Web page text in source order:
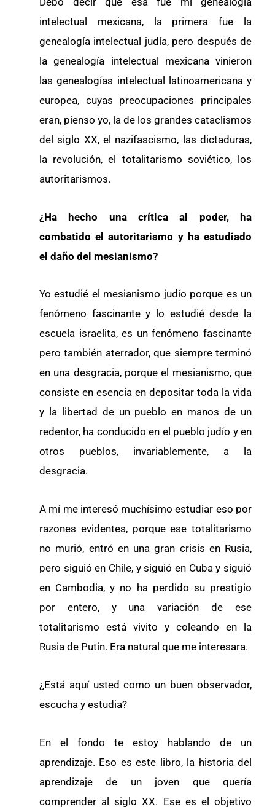
intelectual mexicana, la primera fue la
genealogía intelectual judía, pero después de
la genealogía intelectual mexicana vinieron
las genealogías intelectual latinoamericana y
europea, cuyas preocupaciones principales
eran, pienso yo, la de los grandes cataclismos
del siglo XX, el nazifascismo, las dictaduras,
la revolución, el totalitarismo soviético, los
autoritarismos.
¿Ha hecho una crítica al poder, ha
combatido el autoritarismo y ha estudiado
el daño del mesianismo?
Yo estudié el mesianismo judío porque es un
fenómeno fascinante y lo estudié desde la
escuela israelita, es un fenómeno fascinante
pero también aterrador, que siempre terminó
en una desgracia, porque el mesianismo, que
consiste en esencia en depositar toda la vida
y la libertad de un pueblo en manos de un
redentor, ha conducido en el pueblo judío y en
otros pueblos, invariablemente, a la
desgracia.
A mí me interesó muchísimo estudiar eso por
razones evidentes, porque ese totalitarismo
no murió, entró en una gran crisis en Rusia,
pero siguió en Chile, y siguió en Cuba y siguió
en Cambodia, y no ha perdido su prestigio
por entero, y una variación de ese
totalitarismo está vivito y coleando en la
Rusia de Putin. Era natural que me interesara.
¿Está aquí usted como un buen observador,
escucha y estudia?
En el fondo te estoy hablando de un
aprendizaje. Eso es este libro, la historia del
aprendizaje de un joven que quería
comprender al siglo XX. Ese es el objetivo